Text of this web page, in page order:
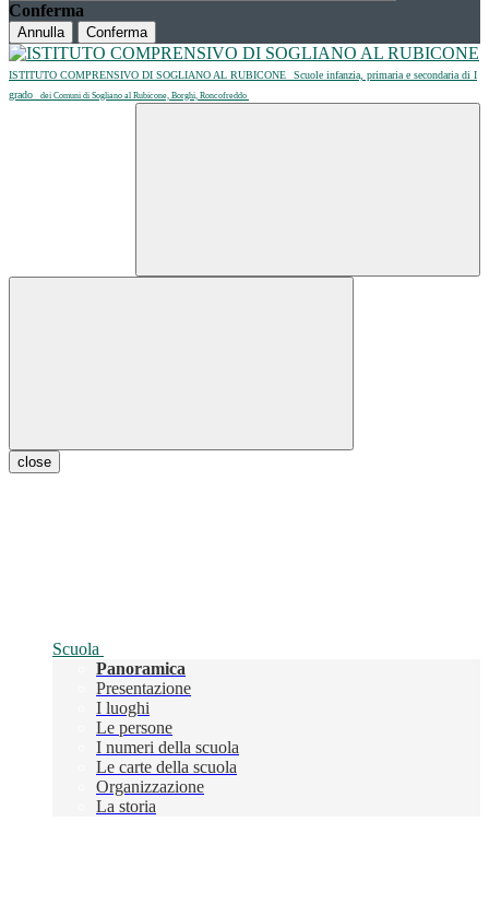
Conferma
Annulla Conferma
ISTITUTO COMPRENSIVO DI SOGLIANO AL RUBICONE
Scuole infanzia, primaria e secondaria di I
grado
dei Comuni di Sogliano al Rubicone, Borghi, Roncofreddo
close
Scuola
Panoramica
Presentazione
I luoghi
Le persone
I numeri della scuola
Le carte della scuola
Organizzazione
La storia